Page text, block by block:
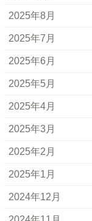
2025年8月
2025年7月
2025年6月
2025年5月
2025年4月
2025年3月
2025年2月
2025年1月
2024年12月